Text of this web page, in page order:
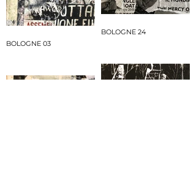
BOLOGNE 03
BOLOGNE 24